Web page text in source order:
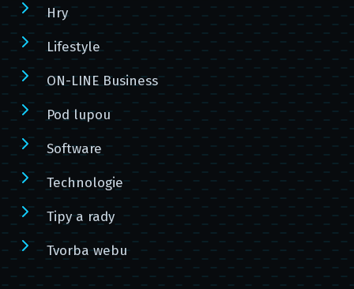
Hry
Lifestyle
ON-LINE Business
Pod lupou
Software
Technologie
Tipy a rady
Tvorba webu